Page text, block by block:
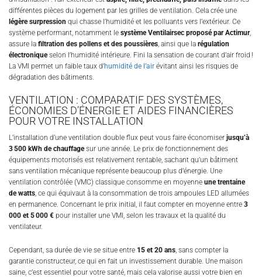
différentes pièces du logement par les grilles de ventilation. Cela crée une
légère surpression qui chasse l’humidité et les polluants vers l’extérieur. Ce
système performant, notamment le système Ventilairsec proposé par Actimur,
assure la filtration des pollens et des poussières, ainsi que la régulation
électroniqueselon l’humidité intérieure. Fini la sensation de courant d’air froid !
La VMI permet un faible taux d’humidité de l’air évitant ainsi les risques de
dégradation des bâtiments.
VENTILATION : COMPARATIF DES SYSTÈMES,
ÉCONOMIES D’ÉNERGIE ET AIDES FINANCIÈRES
POUR VOTRE INSTALLATION
L’installation d’une ventilation double flux peut vous faire économiser jusqu’à
3 500 kWh de chauffagesur une année. Le prix de fonctionnement des
équipements motorisés est relativement rentable, sachant qu’un bâtiment
sans ventilation mécanique représente beaucoup plus d’énergie. Une
ventilation contrôlée (VMC) classique consomme en moyenne une trentaine
de watts, ce qui équivaut à la consommation de trois ampoules LED allumées
en permanence. Concernant le prix initial, il faut compter en moyenne entre 3
000 et 5 000 € pour installer une VMI, selon les travaux et la qualité du
ventilateur.
Cependant, sa durée de vie se situe entre 15 et 20 ans , sans compter la
garantie constructeur, ce qui en fait un investissement durable. Une maison
saine, c’est essentiel pour votre santé, mais cela valorise aussi votre bien en